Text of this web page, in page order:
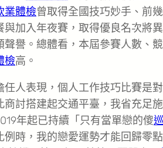
業體檢曾取得全國技巧妙手、前
加入年夜賽，取得優良名次將
譽。總體看，本屆參賽人數、
檢高。
任人表現，個人工作技巧比賽是
討搭建起交通平臺，我省充足
年起已持續「只有當單戀的傻
時，我的戀愛運勢才能回歸零